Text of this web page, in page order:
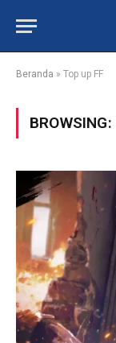
Beranda » Top up FF
BROWSING: